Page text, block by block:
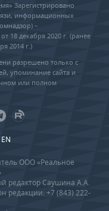
Зарегистрировано
информационных
–
18 декабря 2020 г. (ранее
2014 г.)
разрешено только с
упоминание сайта и
или полном
EN
ООО «Реальное
редактор Саушина А.А.
редакции: +7 (843) 222-